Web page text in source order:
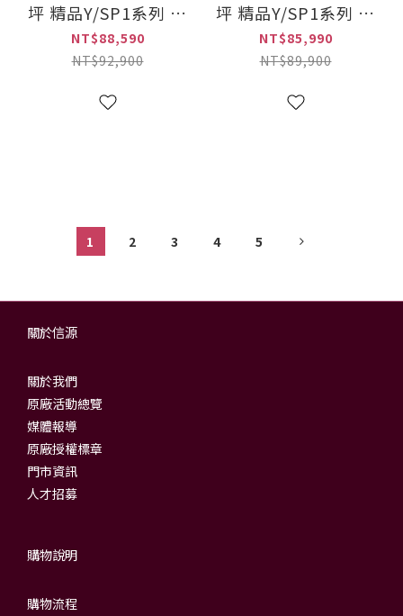
坪 精品Y/SP1系列 變
頻(冷專)一對一冷氣
(RAS-125YSP1+RAC-
NT$88,590
NT$92,900
坪 精品Y/SP1系列 變
頻(冷專)一對一冷氣
(RAS-110YSP1+RAC-
NT$85,990
NT$89,900
1 2 3 4 5
關於信源
關於我們
原廠活動總覽
媒體報導
原廠授權標章
門市資訊
人才招募
購物說明
購物流程